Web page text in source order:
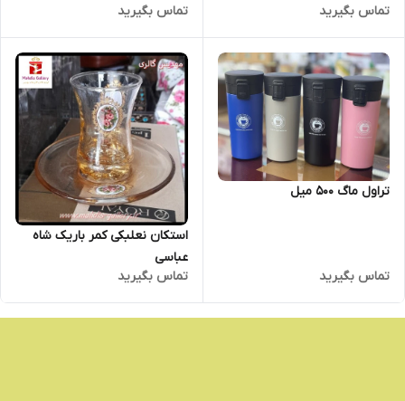
تماس بگیرید تماس بگیرید
تراول ماگ 500 میل
تماس بگیرید
استکان نعلبکی کمر باریک شاه
عباسی
تماس بگیرید